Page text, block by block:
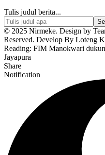
Tulis judul berita...
© 2025 Nirmeke. Design by
Reserved. Develop By Loteng
Reading: FIM Manokwari
Jayapura
Share
Notification